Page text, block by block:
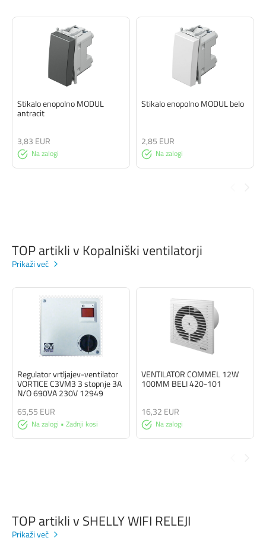
Stikalo enopolno MODUL
antracit
Na zalogi
3,83 EUR
Stikalo enopolno MODUL belo
Na zalogi
2,85 EUR
TOP artikli v Kopalniški ventilatorji
Prikaži več
Regulator vrtljajev-ventilator
VORTICE C3VM3 3 stopnje 3A
N/O 690VA 230V 12949
Na zalogi • Zadnji kosi
65,55 EUR
VENTILATOR COMMEL 12W
100MM BELI 420-101
Na zalogi
16,32 EUR
TOP artikli v SHELLY WIFI RELEJI
Prikaži več